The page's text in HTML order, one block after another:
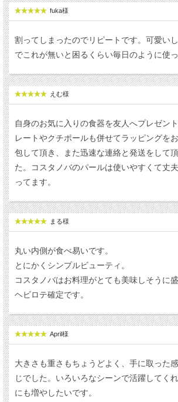
fuka様
割ってしまったのでリピートです。可愛い
でこれが無いと困るくらい毎日のように使っ
えむ様
自身のお気に入りの食器を友人へプレゼン
レートやクチポールも併せてラッピングを
包して頂き、また迅速な連絡と発送をして
た。コスタノバのパールは使いやすくて丈
ってます。
まる様
丸い内側が食べ易いです。
とにかくシンプルビューティ。
コスタノバはお料理がとても美味しそうに
ヘビロテ確定です。
April様
大きさも重さもちょうどよく、手に取った
じでした。いろいろなシーンで活躍してく
にも増やしたいです。